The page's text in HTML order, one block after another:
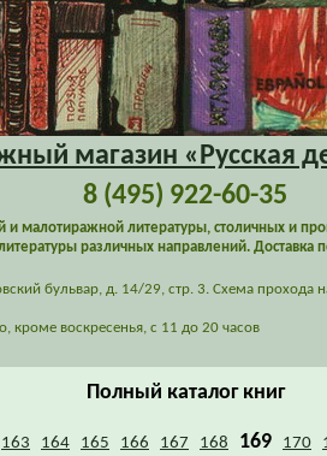
магазин «Русская
8 (495) 922-60-35
и малотиражной литературы, столичных и
различных направлений. Доставка
бульвар, д. 14/29, стр. 3. Схема прохода
кроме воскресенья, с 11 до 20 часов
Полный каталог книг
163 164 165 166 167 168 169 170